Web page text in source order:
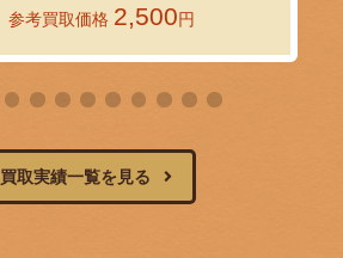
参考買取価格 2,500円
買取実績一覧を見る